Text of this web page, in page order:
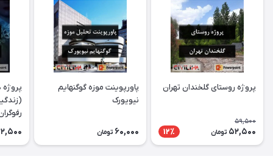
پروژه روستای گلخندان تهران
59,500
52,500 تومان 12٪
پاورپوینت موزه گوگنهایم
نیویورک
60,000 تومان
پروژه